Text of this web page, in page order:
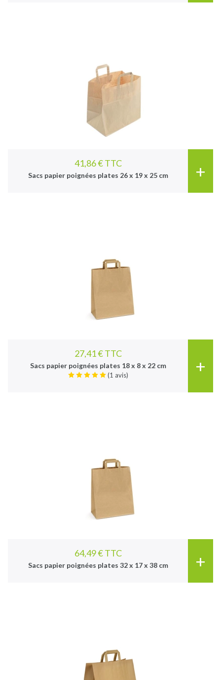
41,86 € TTC
Sacs papier poignées plates 26 x 19 x 25 cm +
27,41 € TTC
Sacs papier poignées plates 18 x 8 x 22 cm
(1 avis) +
64,49 € TTC
Sacs papier poignées plates 32 x 17 x 38 cm +